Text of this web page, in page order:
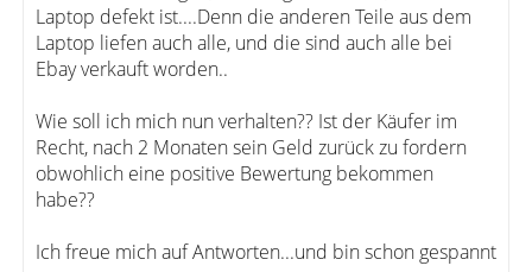
Laptop defekt ist....Denn die anderen Teile aus dem
Laptop liefen auch alle, und die sind auch alle bei
Ebay verkauft worden..
Wie soll ich mich nun verhalten?? Ist der Käufer im
Recht, nach 2 Monaten sein Geld zurück zu fordern
obwohlich eine positive Bewertung bekommen
habe??
Ich freue mich auf Antworten...und bin schon gespannt